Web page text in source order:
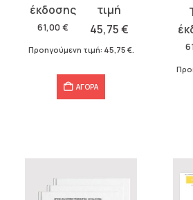
61,00 €
price
was:
61,00 €.
45,75€
τρέχουσα
τιμή
είναι:
Προηγούμενη τιμή: 45,75 €.
ΑΓΟΡΑ